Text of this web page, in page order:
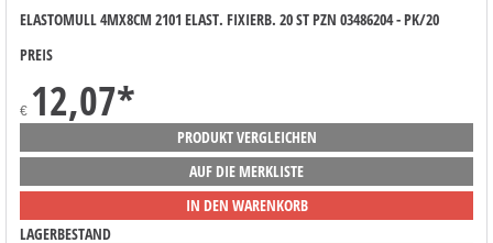
ELASTOMULL 4MX8CM 2101 ELAST. FIXIERB. 20 ST PZN 03486204 - PK/20
PREIS
€ 12,07*
PRODUKT VERGLEICHEN
AUF DIE MERKLISTE
IN DEN WARENKORB
LAGERBESTAND